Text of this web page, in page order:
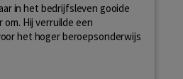
in het bedrijfsleven gooide
Hij verruilde een
het hoger beroepsonderwijs